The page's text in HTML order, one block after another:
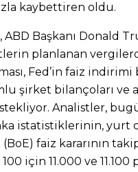
kaybettiren oldu.
Başkanı Donald
planlanan
Fed’in faiz
şirket bilançoları ve
Analistler,
istatistiklerinin, yurt
(BoE) faiz kararının
için 11.000 ve